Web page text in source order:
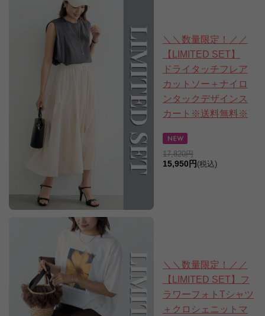
＼＼数量限定！／／
【LIMITED SET】
ドライタッチフレア
カットソー＋ナイロ
ンタックデザインス
カート※送料無料※
17,820円
15,950円 (税込)
＼＼数量限定！／／
【LIMITED SET】フ
ラワーフォトTシャツ
＋クロシェニットマ